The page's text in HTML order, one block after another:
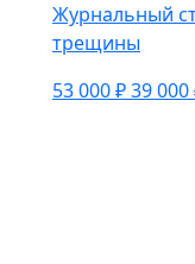
Журнальный
трещины
53 000 ₽39 000